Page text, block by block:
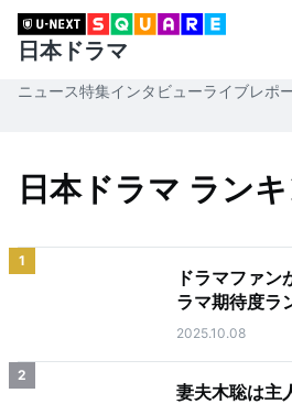
日本ドラマ
ニュース特集インタビューライブレポ
日本ドラマ ラン
1
ドラマファ
ラマ期待度ラ
2025.10.08
2
妻夫木聡は主